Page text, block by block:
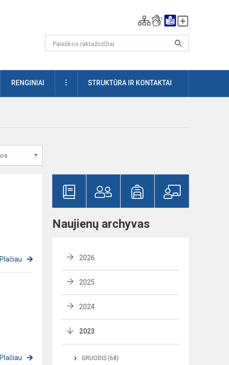
RENGINIAI DAUGIAUSTRUKTŪRA IR KONTAKTAI
Plačiau
Plačiau
Naujienų archyvas
2026
2025
2024
2023
GRUODIS (68)